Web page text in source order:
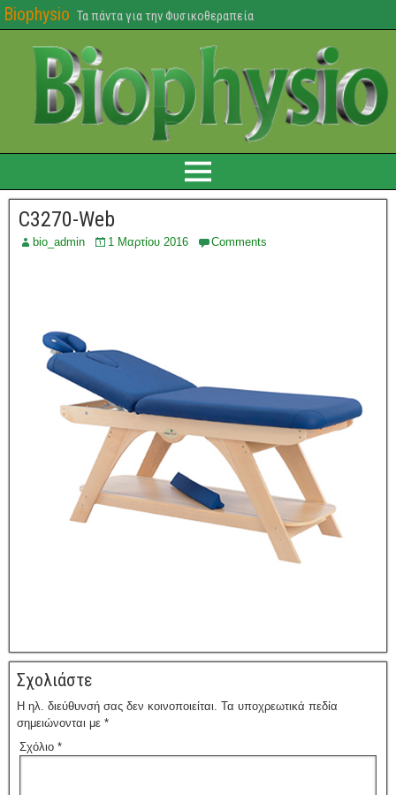
Biophysio Τα πάντα για την Φυσικοθεραπεία
C3270-Web
bio_admin 1 Μαρτίου 2016 Comments
Σχολιάστε
Η ηλ. διεύθυνσή σας δεν κοινοποιείται. Τα υποχρεωτικά πεδία
σημειώνονται με *
Σχόλιο *